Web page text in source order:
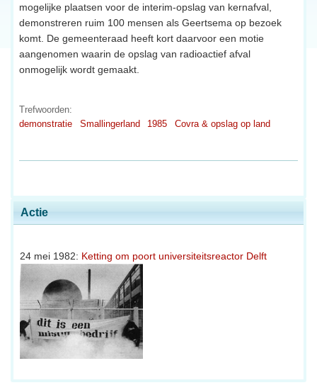
Actie
24 mei 1982: Ketting om poort universiteitsreactor Delft
mogelijke plaatsen voor de interim-opslag van kernafval,
demonstreren ruim 100 mensen als Geertsema op bezoek
komt. De gemeenteraad heeft kort daarvoor een motie
aangenomen waarin de opslag van radioactief afval
onmogelijk wordt gemaakt.
Trefwoorden:
demonstratie
Smallingerland 1985 Covra & opslag op land